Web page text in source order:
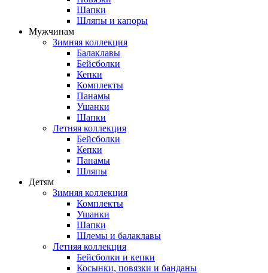
Шапки
Шляпы и капоры
Мужчинам
Зимняя коллекция
Балаклавы
Бейсболки
Кепки
Комплекты
Панамы
Ушанки
Шапки
Летняя коллекция
Бейсболки
Кепки
Панамы
Шляпы
Детям
Зимняя коллекция
Комплекты
Ушанки
Шапки
Шлемы и балаклавы
Летняя коллекция
Бейсболки и кепки
Косынки, повязки и банданы